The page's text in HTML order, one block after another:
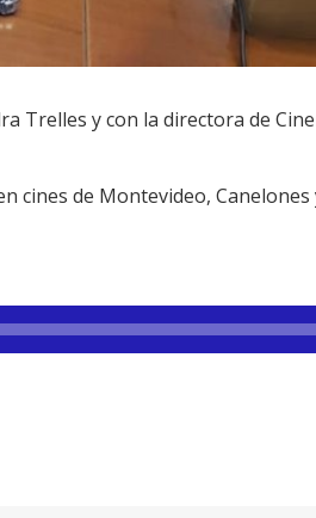
Trelles y con la directora de
cines de Montevideo,